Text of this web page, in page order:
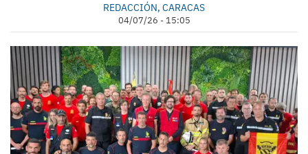
REDACCIÓN, CARACAS
04/07/26 - 15:05